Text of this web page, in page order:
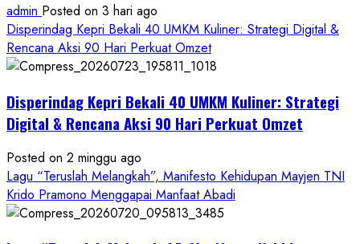
admin Posted on 3 hari ago
Disperindag Kepri Bekali 40 UMKM Kuliner: Strategi Digital &
Rencana Aksi 90 Hari Perkuat Omzet
Disperindag Kepri Bekali 40 UMKM Kuliner: Strategi
Digital & Rencana Aksi 90 Hari Perkuat Omzet
Posted on 2 minggu ago
Lagu “Teruslah Melangkah”, Manifesto Kehidupan Mayjen TNI
Krido Pramono Menggapai Manfaat Abadi